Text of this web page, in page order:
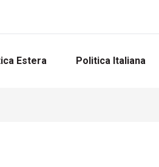
Estera Politica Italiana